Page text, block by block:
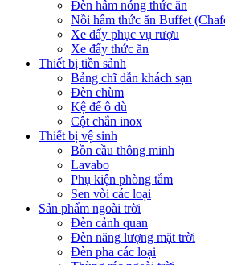
Đèn hâm nóng thức ăn
Nồi hâm thức ăn Buffet
Xe đẩy phục vụ rượu
Xe đẩy thức ăn
Thiết bị tiền sảnh
Bảng chĩ dẫn khách sạn
Đèn chùm
Kệ để ô dù
Cột chắn inox
Thiết bị vệ sinh
Bồn cầu thông minh
Lavabo
Phụ kiện phòng tắm
Sen vòi các loại
Sản phẩm ngoài trời
Đèn cảnh quan
Đèn năng lượng mặt trời
Đèn pha các loại